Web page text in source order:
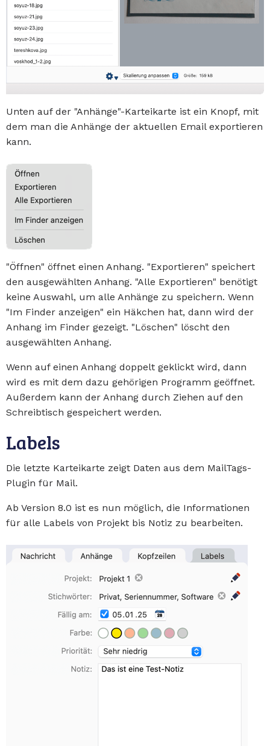
Unten auf der "Anhänge"-Karteikarte ist ein Knopf, mit
dem man die Anhänge der aktuellen Email exportieren
kann.
"Öffnen" öffnet einen Anhang. "Exportieren" speichert
den ausgewählten Anhang. "Alle Exportieren" benötigt
keine Auswahl, um alle Anhänge zu speichern. Wenn
"Im Finder anzeigen" ein Häkchen hat, dann wird der
Anhang im Finder gezeigt. "Löschen" löscht den
ausgewählten Anhang.
Wenn auf einen Anhang doppelt geklickt wird, dann
wird es mit dem dazu gehörigen Programm geöffnet.
Außerdem kann der Anhang durch Ziehen auf den
Schreibtisch gespeichert werden.
Labels
Die letzte Karteikarte zeigt Daten aus dem MailTags-
Plugin für Mail.
Ab Version 8.0 ist es nun möglich, die Informationen
für alle Labels von Projekt bis Notiz zu bearbeiten.